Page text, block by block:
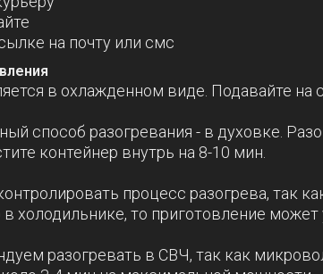
на почту или смс
в охлажденном виде. Подавайте на
способ разогревания - в духовке.
контейнер внутрь на 8-10 мин.
процесс разогрева, так
холодильнике, то приготовление может
разогревать в СВЧ, так как